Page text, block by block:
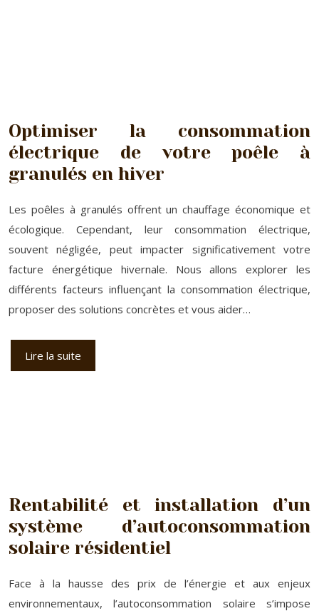
Optimiser la consommation
électrique de votre poêle à
granulés en hiver
Les poêles à granulés offrent un chauffage économique et
écologique. Cependant, leur consommation électrique,
souvent négligée, peut impacter significativement votre
facture énergétique hivernale. Nous allons explorer les
différents facteurs influençant la consommation électrique,
proposer des solutions concrètes et vous aider…
Lire la suite
Rentabilité et installation d’un
système d’autoconsommation
solaire résidentiel
Face à la hausse des prix de l’énergie et aux enjeux
environnementaux, l’autoconsommation solaire s’impose